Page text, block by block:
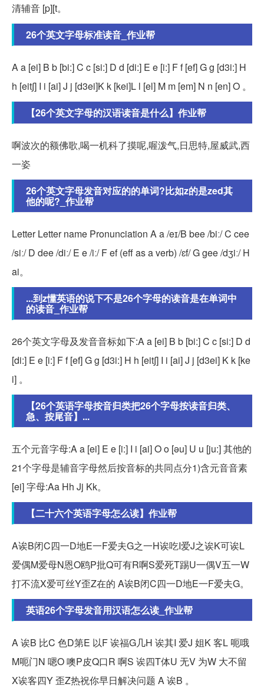
清辅音 [p][t。
26个英文字母标准读音_作业帮
A a [ei] B b [bi:] C c [si:] D d [di:] E e [i:] F f [ef] G g [d3i:] H
h [eit∫] I i [ai] J j [d3ei]K k [kei]L l [el] M m [em] N n [en] O 。
【26个英文字母的汉语读音是什么】作业帮
啊波次的额佛歌,喝一机科了摸呢,喔泼气,日思特,屋威武,西
一姿
26个英文字母发音对应的的单词?比如z的是zed其
他的呢?_作业帮
Letter Letter name Pronunciation A a /eɪ/B bee /biː/ C cee
/siː/ D dee /diː/ E e /iː/ F ef (eff as a verb) /ɛf/ G gee /dʒiː/ H
ai。
...到z懂英语的说下不是26个字母的读音是在单词中
的读音_作业帮
26个英文字母及发音音标如下:A a [ei] B b [bi:] C c [si:] D d
[di:] E e [i:] F f [ef] G g [d3i:] H h [eit∫] I i [ai] J j [d3ei] K k [ke
i] 。
【26个英语字母按音归类把26个字母按读音归类、
急、按尾音】...
五个元音字母:A a [ei] E e [i:] I i [ai] O o [əu] U u [ju:] 其他的
21个字母是辅音字母然后按音标的共同点分1)含元音音素
[ei] 字母:Aa Hh Jj Kk。
【二十六个英语字母怎么读】作业帮
A诶B闭C四一D地E一F爱夫G之一H诶吃I爱J之诶K可诶L
爱偶M爱母N恩O鸥P批Q可有R啊S爱死T踢U一偶V五一W
打不流X爱可丝Y歪Z在的 A诶B闭C四一D地E一F爱夫G。
英语26个字母发音用汉语怎么读_作业帮
A 诶B 比C 色D第E 以F 诶福G几H 诶其I 爱J 姐K 客L 呃哦
M呃门N 嗯O 噢P皮Q口R 啊S 诶四T体U 无V 为W 大不留
X诶客四Y 歪Z热祝你早日解决问题 A 诶B 。